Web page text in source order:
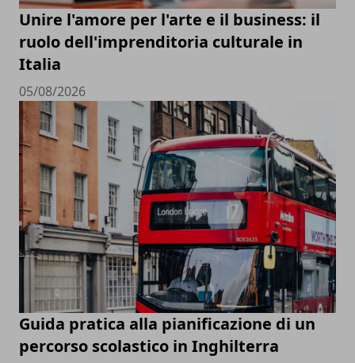
Unire l'amore per l'arte e il business: il
ruolo dell'imprenditoria culturale in
Italia
05/08/2026
Guida pratica alla pianificazione di un
percorso scolastico in Inghilterra